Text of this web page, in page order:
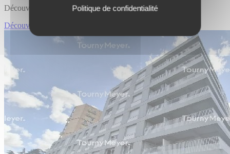
Politique de confidentialité
Découvrir l'offre
Découvrir BUREAUX